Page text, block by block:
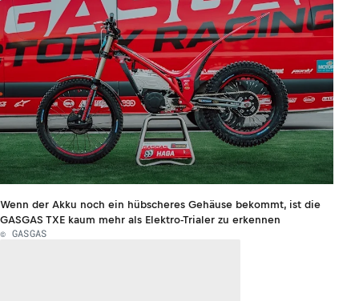
Wenn der Akku noch ein hübscheres Gehäuse bekommt, ist die
GASGAS TXE kaum mehr als Elektro-Trialer zu erkennen
© GASGAS